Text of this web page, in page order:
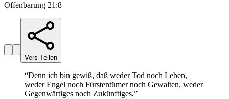
Offenbarung 21:8
Vers Teilen
“Denn ich bin gewiß, daß weder Tod noch Leben,
weder Engel noch Fürstentümer noch Gewalten, weder
Gegenwärtiges noch Zukünftiges,”